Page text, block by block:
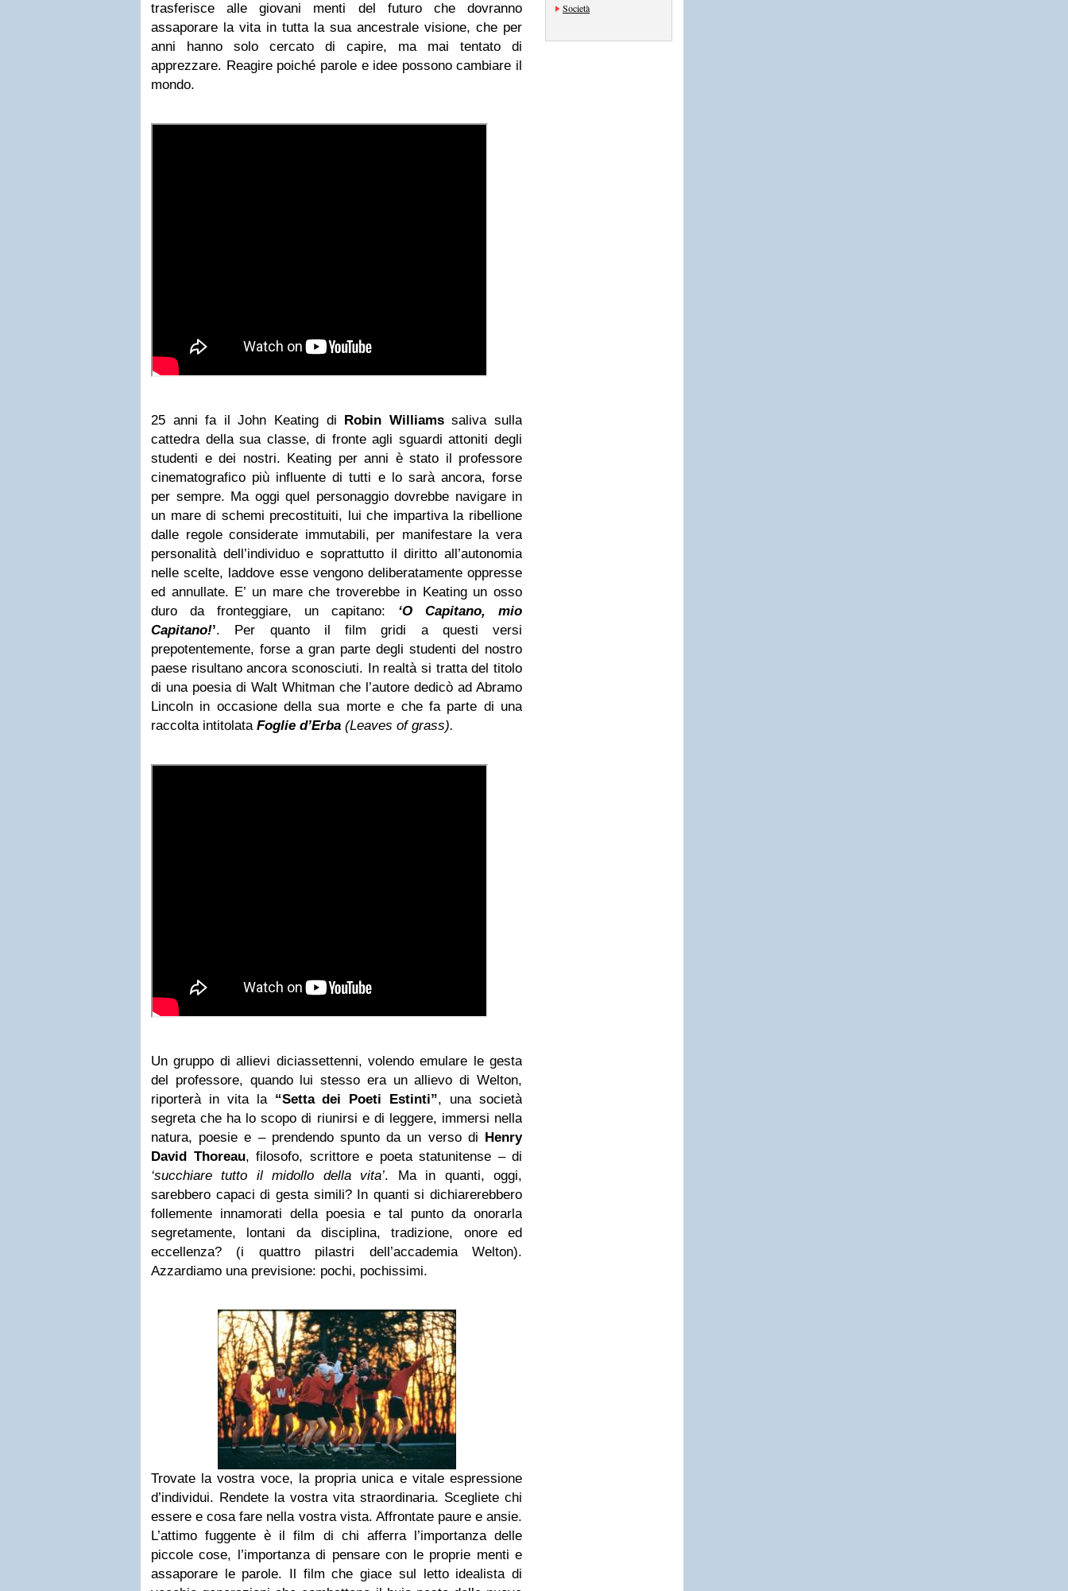
trasferisce alle giovani menti del futuro che dovranno
assaporare la vita in tutta la sua ancestrale visione, che per
anni hanno solo cercato di capire, ma mai tentato di
apprezzare. Reagire poiché parole e idee possono cambiare il
mondo.
25 anni fa il John Keating di Robin Williamssaliva sulla
cattedra della sua classe, di fronte agli sguardi attoniti degli
studenti e dei nostri. Keating per anni è stato il professore
cinematografico più influente di tutti e lo sarà ancora, forse
per sempre. Ma oggi quel personaggio dovrebbe navigare in
un mare di schemi precostituiti, lui che impartiva la ribellione
dalle regole considerate immutabili, per manifestare la vera
personalità dell’individuo e soprattutto il diritto all’autonomia
nelle scelte, laddove esse vengono deliberatamente oppresse
ed annullate. E’ un mare che troverebbe in Keating un osso
duro da fronteggiare, un capitano: ‘O Capitano, mio
Capitano!’. Per quanto il film gridi a questi versi
prepotentemente, forse a gran parte degli studenti del nostro
paese risultano ancora sconosciuti. In realtà si tratta del titolo
di una poesia di Walt Whitman che l’autore dedicò ad Abramo
Lincoln in occasione della sua morte e che fa parte di una
raccolta intitolata Foglie d’Erba (Leaves of grass).
Un gruppo di allievi diciassettenni, volendo emulare le gesta
del professore, quando lui stesso era un allievo di Welton,
riporterà in vita la “Setta dei Poeti Estinti”, una società
segreta che ha lo scopo di riunirsi e di leggere, immersi nella
natura, poesie e – prendendo spunto da un verso di Henry
David Thoreau, filosofo, scrittore e poeta statunitense – di
‘succhiare tutto il midollo della vita’. Ma in quanti, oggi,
sarebbero capaci di gesta simili? In quanti si dichiarerebbero
follemente innamorati della poesia e tal punto da onorarla
segretamente, lontani da disciplina, tradizione, onore ed
eccellenza? (i quattro pilastri dell’accademia Welton).
Azzardiamo una previsione: pochi, pochissimi.
Trovate la vostra voce, la propria unica e vitale espressione
d’individui. Rendete la vostra vita straordinaria. Scegliete chi
essere e cosa fare nella vostra vista. Affrontate paure e ansie.
L’attimo fuggente è il film di chi afferra l’importanza delle
piccole cose, l’importanza di pensare con le proprie menti e
assaporare le parole. Il film che giace sul letto idealista di
Società